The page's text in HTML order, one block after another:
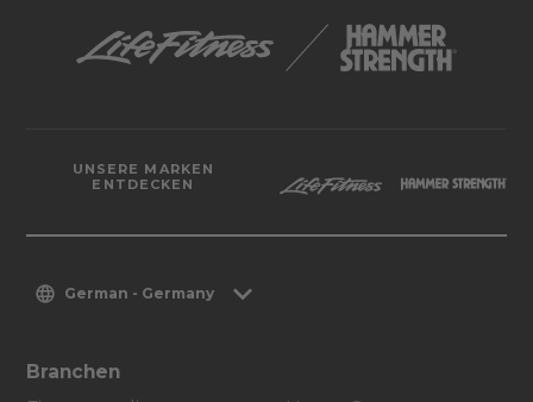
UNSERE MARKEN
ENTDECKEN
German - Germany
Branchen